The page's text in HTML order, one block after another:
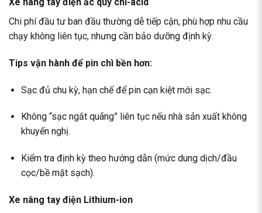
Chi phí đầu tư ban đầu thường dễ tiếp cận, phù hợp nhu cầu
chạy không liên tục, nhưng cần bảo dưỡng định kỳ.
Tips vận hành để pin chì bền hơn:
Sạc đủ chu kỳ, hạn chế để pin cạn kiệt mới sạc.
Không “sạc ngắt quãng” liên tục nếu nhà sản xuất không
khuyến nghị.
Kiểm tra định kỳ theo hướng dẫn (mức dung dịch/đầu
cọc/bề mặt sạch).
Xe nâng tay điện Lithium-ion